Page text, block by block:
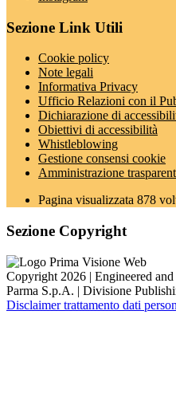
Sezione Link Utili
Cookie policy
Note legali
Informativa Privacy
Ufficio Relazioni con il
Dichiarazione di
Obiettivi di accessibilità
Whistleblowing
Gestione consensi cookie
Amministrazione
Pagina visualizzata 878
Sezione Copyright
Copyright 2026 | Engineered
Parma S.p.A. | Divisione
Disclaimer trattamento dati